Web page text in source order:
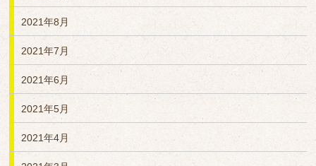
2021年8月
2021年7月
2021年6月
2021年5月
2021年4月